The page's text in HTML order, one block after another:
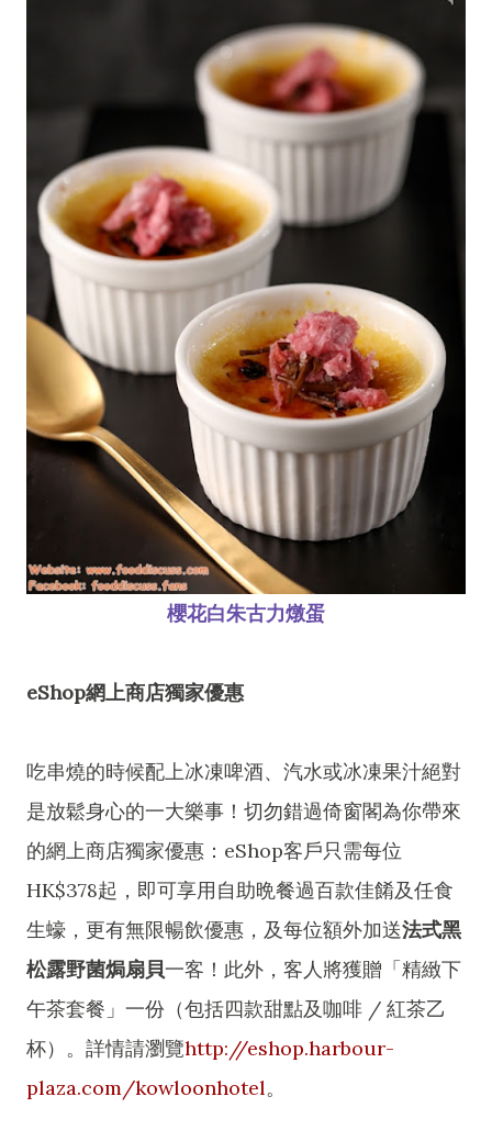
櫻花白朱古力燉蛋
eShop網上商店獨家優惠
吃串燒的時候配上冰凍啤酒、汽水或冰凍果汁絕對
是放鬆身心的一大樂事！切勿錯過倚窗閣為你帶來
的網上商店獨家優惠：eShop客戶只需每位
HK$378起，即可享用自助晩餐過百款佳餚及任食
生蠔，更有無限暢飲優惠，及每位額外加送法式黑
松露野菌焗扇貝一客！此外，客人將獲贈「精緻下
午茶套餐」一份（包括四款甜點及咖啡 / 紅茶乙
杯）。詳情請瀏覽http://eshop.harbour-
plaza.com/kowloonhotel。